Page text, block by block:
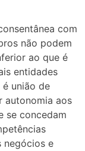
com
não podem
ao que é
entidades
é união de
autonomia aos
se concedam
negócios e